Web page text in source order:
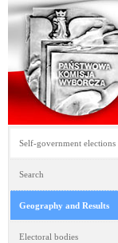
Self-government elections
Search
Geography and Results
Electoral bodies